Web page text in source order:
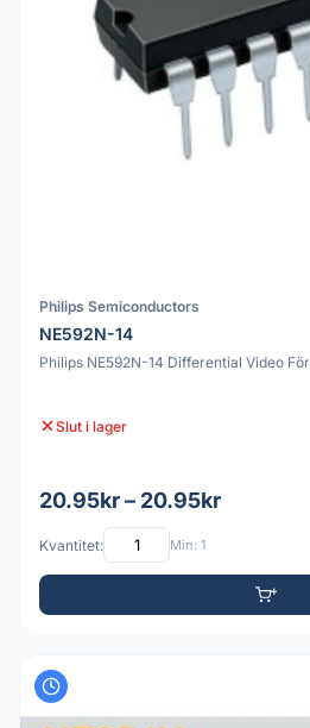
Philips Semiconductors
NE592N-14
Philips NE592N-14 Differential Video
Slut i lager
20.95kr – 20.95kr
Kvantitet: Min: 1